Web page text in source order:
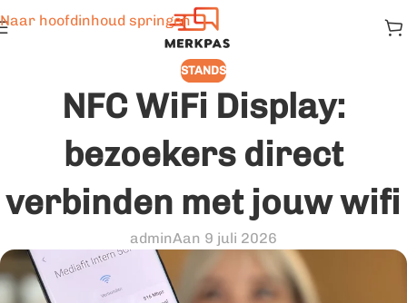
Naar hoofdinhoud springen
STANDS
NFC WiFi Display:
bezoekers direct
verbinden met jouw wifi
adminAan 9 juli 2026